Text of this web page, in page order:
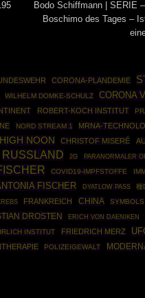
Bodo Schiffmann | SERIE
Boschimo des Tages –
CORONA-PLANDEMIE
WILHELM DOMKE-SCHULZ CORONA
ROBERT-KOCH INSTITUT
NORD STREAM 1 MRNA-
HIGH NOON CHRISTOF MISERÉ
RUSSLAND 2G PARANORMALER
COVID19-IMPFSTOFFE
FISCHER DYATLOW PASS 種
FRANKREICH CHINA SYMBOLS
DROSTEN ERICH VON DAENIKEN
INSTITUT FRIEDRICH MERZ
POLIZEIGEWALT